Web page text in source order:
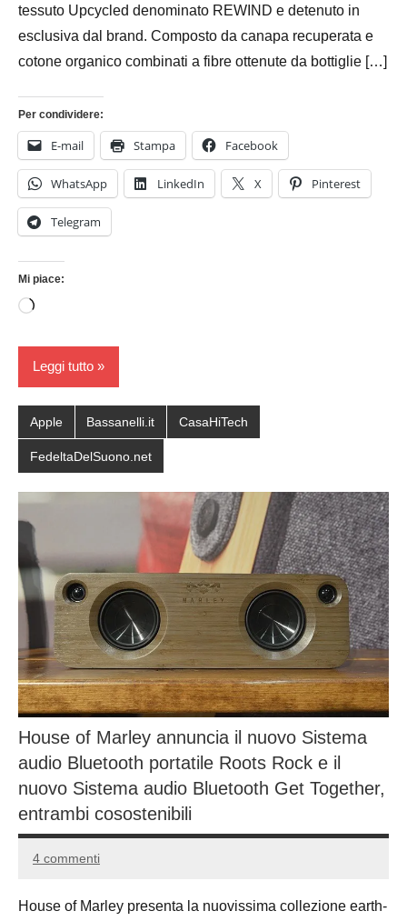
tessuto Upcycled denominato REWIND e detenuto in
esclusiva dal brand. Composto da canapa recuperata e
cotone organico combinati a fibre ottenute da bottiglie […]
Per condividere:
E-mail Stampa Facebook
WhatsApp LinkedIn X Pinterest
Telegram
Mi piace:
Caricamento
corso…
Leggi tutto
Apple Bassanelli.it CasaHiTech
FedeltaDelSuono.net
House of Marley annuncia il nuovo Sistema
audio Bluetooth portatile Roots Rock e il
nuovo Sistema audio Bluetooth Get Together,
entrambi cosostenibili
18
2016
Andrea
4 commenti
House of Marley presenta la nuovissima collezione earth-